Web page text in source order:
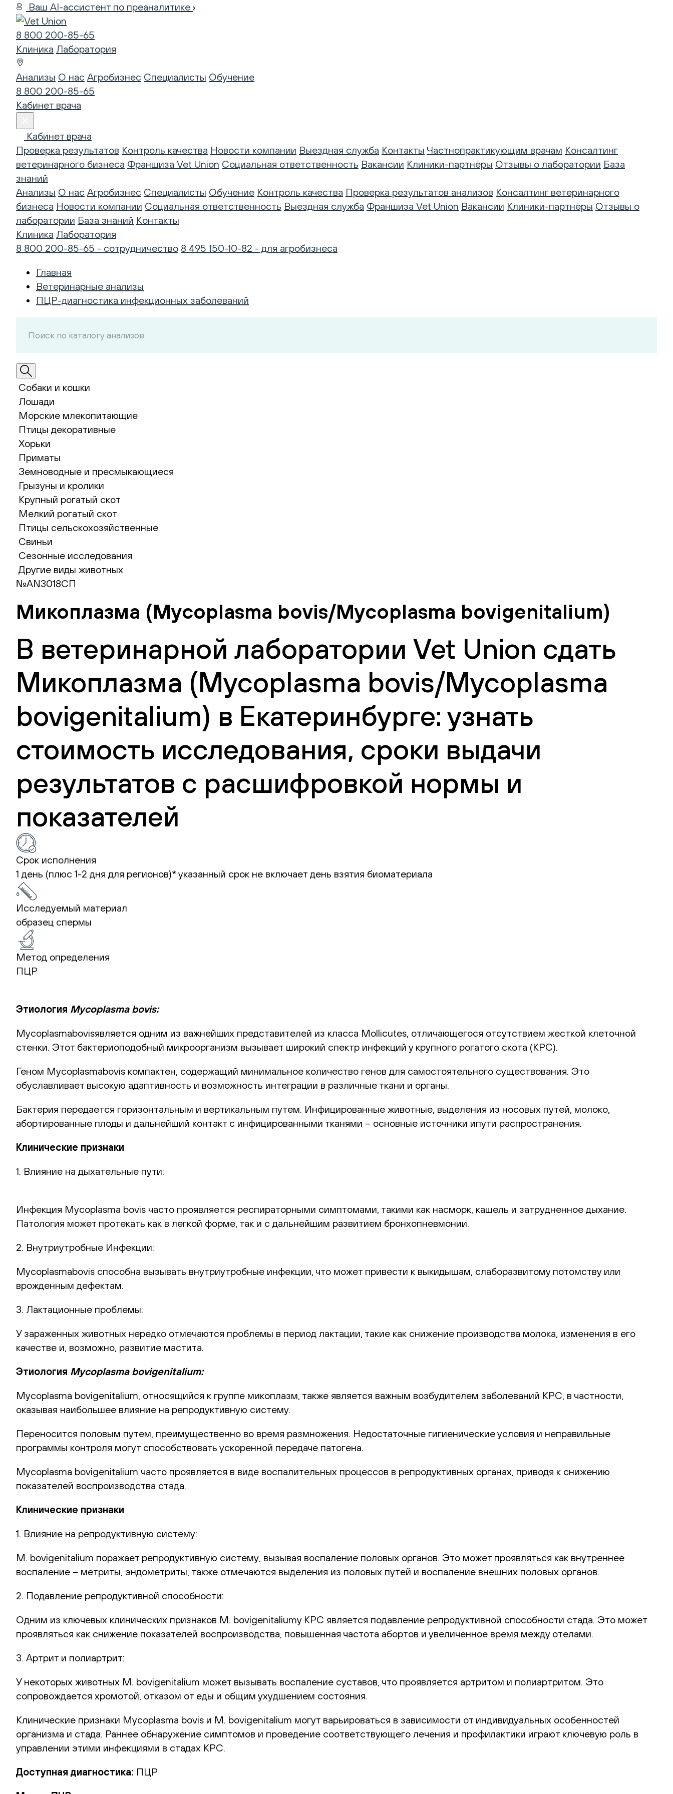
Ваш AI-ассистент по преаналитике
8 800 200-85-65
Клиника Лаборатория
Анализы О нас Агробизнес Специалисты Обучение
8 800 200-85-65
Кабинет врача
Кабинет врача
Проверка результатов Контроль качества Новости компании Выездная служба Контакты Частнопрактикующим врачам Консалтинг
ветеринарного бизнеса Франшиза Vet Union Социальная ответственность Вакансии Клиники-партнёры Отзывы о лаборатории База
знаний
Анализы О нас Агробизнес Специалисты Обучение Контроль качества Проверка результатов анализов Консалтинг ветеринарного
бизнеса Новости компании Социальная ответственность Выездная служба Франшиза Vet Union Вакансии Клиники-партнёры Отзывы о
лаборатории База знаний Контакты
Клиника Лаборатория
8 800 200-85-65 - сотрудничество 8 495 150-10-82 - для агробизнеса
Главная
Ветеринарные анализы
ПЦР-диагностика инфекционных заболеваний
Собаки и кошки
Лошади
Морские млекопитающие
Птицы декоративные
Хорьки
Приматы
Земноводные и пресмыкающиеся
Грызуны и кролики
Крупный рогатый скот
Мелкий рогатый скот
Птицы сельскохозяйственные
Свиньи
Сезонные исследования
Другие виды животных
№AN3018СП
Микоплазма (Mycoplasma bovis/Mycoplasma bovigenitalium)
В ветеринарной лаборатории Vet Union сдать
Микоплазма (Mycoplasma bovis/Mycoplasma
bovigenitalium) в Екатеринбурге: узнать
стоимость исследования, сроки выдачи
результатов с расшифровкой нормы и
показателей
Срок исполнения
1 день (плюс 1-2 дня для регионов)*указанный срок не включает день взятия биоматериала
Исследуемый материал
образец спермы
Метод определения
ПЦР
Этиология Mycoplasma bovis:
Mycoplasmabovisявляется одним из важнейших представителей из класса Mollicutes, отличающегося отсутствием жесткой клеточной
стенки. Этот бактериоподобный микроорганизм вызывает широкий спектр инфекций у крупного рогатого скота (КРС).
Геном Mycoplasmabovis компактен, содержащий минимальное количество генов для самостоятельного существования. Это
обуславливает высокую адаптивность и возможность интеграции в различные ткани и органы.
Бактерия передается горизонтальным и вертикальным путем. Инфицированные животные, выделения из носовых путей, молоко,
абортированные плоды и дальнейший контакт с инфицированными тканями – основные источники ипути распространения.
Клинические признаки
1. Влияние на дыхательные пути:
Инфекция Mycoplasma bovis часто проявляется респираторными симптомами, такими как насморк, кашель и затрудненное дыхание.
Патология может протекать как в легкой форме, так и с дальнейшим развитием бронхопневмонии.
2. Внутриутробные Инфекции:
Mycoplasmabovis способна вызывать внутриутробные инфекции, что может привести к выкидышам, слаборазвитому потомству или
врожденным дефектам.
3. Лактационные проблемы:
У зараженных животных нередко отмечаются проблемы в период лактации, такие как снижение производства молока, изменения в его
качестве и, возможно, развитие мастита.
Этиология Mycoplasma bovigenitalium:
Mycoplasma bovigenitalium, относящийся к группе микоплазм, также является важным возбудителем заболеваний КРС, в частности,
оказывая наибольшее влияние на репродуктивную систему.
Переносится половым путем, преимущественно во время размножения. Недостаточные гигиенические условия и неправильные
программы контроля могут способствовать ускоренной передаче патогена.
Mycoplasma bovigenitalium часто проявляется в виде воспалительных процессов в репродуктивных органах, приводя к снижению
показателей воспроизводства стада.
Клинические признаки
1. Влияние на репродуктивную систему:
М. bovigenitalium поражает репродуктивную систему, вызывая воспаление половых органов. Это может проявляться как внутреннее
воспаление – метриты, эндометриты, также отмечаются выделения из половых путей и воспаление внешних половых органов.
2. Подавление репродуктивной способности:
Одним из ключевых клинических признаков М. bovigenitaliumу КРС является подавление репродуктивной способности стада. Это может
проявляться как снижение показателей воспроизводства, повышенная частота абортов и увеличенное время между отелами.
3. Артрит и полиартрит:
У некоторых животных M. bovigenitalium может вызывать воспаление суставов, что проявляется артритом и полиартритом. Это
сопровождается хромотой, отказом от еды и общим ухудшением состояния.
Клинические признаки Mycoplasma bovis и M. bovigenitalium могут варьироваться в зависимости от индивидуальных особенностей
организма и стада. Раннее обнаружение симптомов и проведение соответствующего лечения и профилактики играют ключевую роль в
управлении этими инфекциями в стадах КРС.
Доступная диагностика: ПЦР